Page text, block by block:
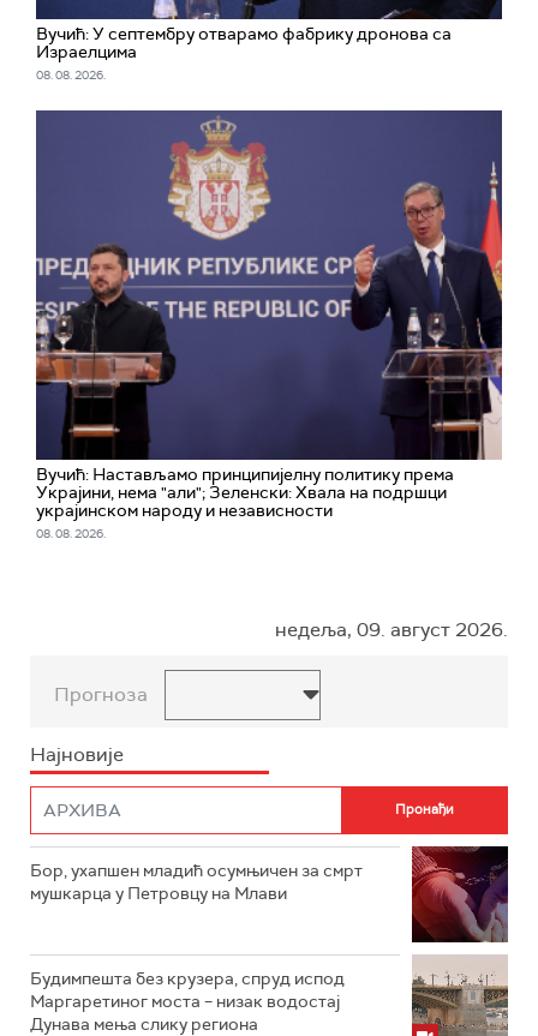
Вучић: У септембру отварамо фабрику дронова са
Израелцима
08. 08. 2026.
Вучић: Настављамо принципијелну политику према
Украјини, нема "али"; Зеленски: Хвала на подршци
украјинском народу и независности
08. 08. 2026.
недеља, 09. август 2026.
Прогноза
Најновије
Бор, ухапшен младић осумњичен за смрт
мушкарца у Петровцу на Млави
Будимпешта без крузера, спруд испод
Маргаретиног моста – низак водостај
Дунава мења слику региона